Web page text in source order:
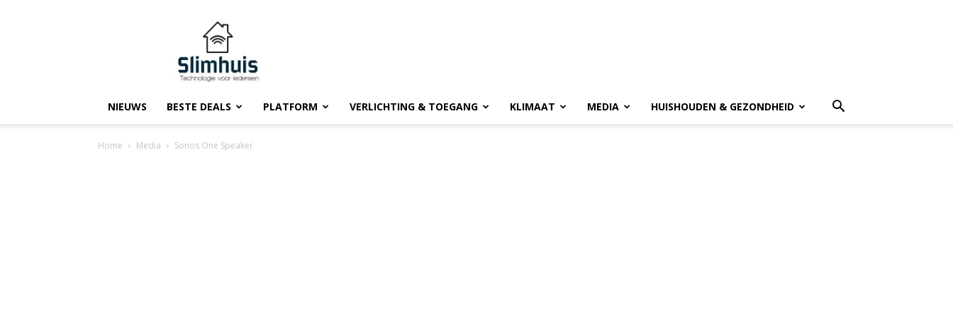
Slimhuis.tech
NIEUWS BESTE DEALS PLATFORM VERLICHTING & TOEGANG KLIMAAT MEDIA HUISHOUDEN & GEZONDHEID
Home Media Sonos One Speaker